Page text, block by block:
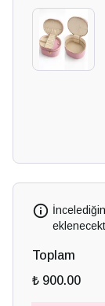
Toplam
₺ 900.00